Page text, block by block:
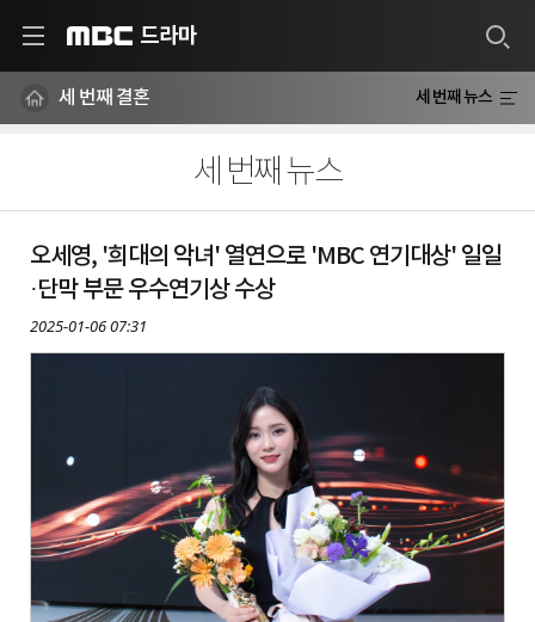
드라마
세 번째 결혼 세 번째 뉴스
세 번째 뉴스
오세영, '희대의 악녀' 열연으로 'MBC 연기대상' 일일
·단막 부문 우수연기상 수상
2025-01-06 07:31